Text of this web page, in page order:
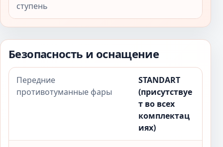
ступень
Безопасность и оснащение
Передние
противотуманные фары
STANDART
(присутствуе
т во всех
комплектац
иях)